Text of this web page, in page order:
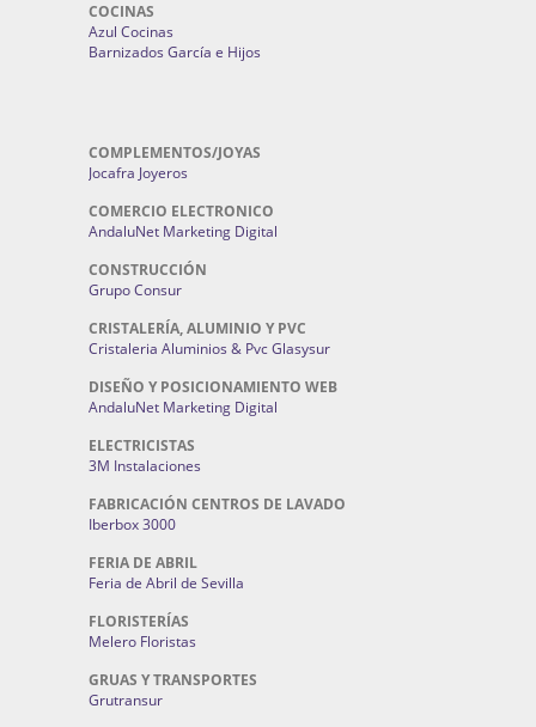
COCINAS
Azul Cocinas
Barnizados García e Hijos
COMPLEMENTOS/JOYAS
Jocafra Joyeros
COMERCIO ELECTRONICO
AndaluNet Marketing Digital
CONSTRUCCIÓN
Grupo Consur
CRISTALERÍA, ALUMINIO Y PVC
Cristaleria Aluminios & Pvc Glasysur
DISEÑO Y POSICIONAMIENTO WEB
AndaluNet Marketing Digital
ELECTRICISTAS
3M Instalaciones
FABRICACIÓN CENTROS DE LAVADO
Iberbox 3000
FERIA DE ABRIL
Feria de Abril de Sevilla
FLORISTERÍAS
Melero Floristas
GRUAS Y TRANSPORTES
Grutransur